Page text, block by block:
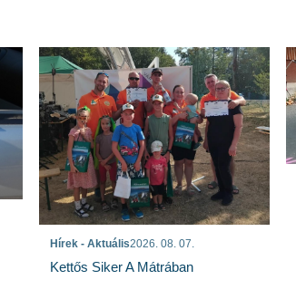
Hírek - Aktuális2026. 08. 07.
Kettős Siker A Mátrában